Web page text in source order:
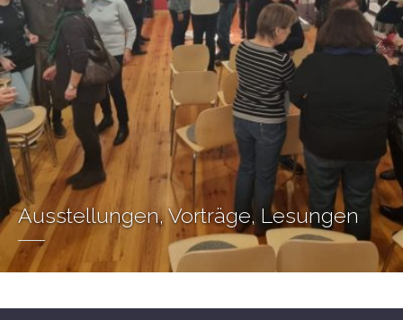
Ausstellungen, Vorträge, Lesungen